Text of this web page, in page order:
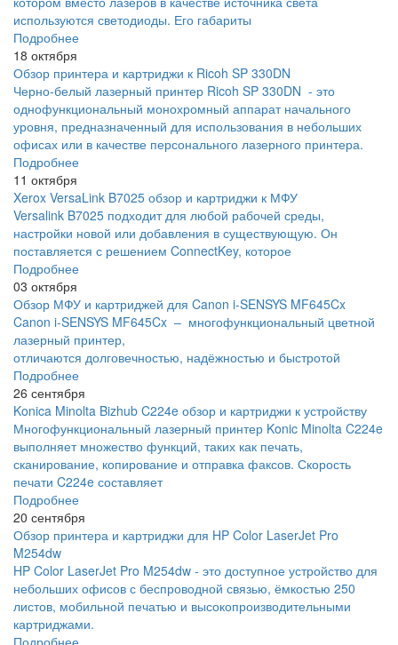
используются светодиоды. Его габариты
Подробнее
18 октября
Обзор принтера и картриджи к Ricoh SP 330DN
Черно-белый лазерный принтер Ricoh SP 330DN - это
однофункциональный монохромный аппарат начального
уровня, предназначенный для использования в небольших
офисах или в качестве персонального лазерного принтера.
Подробнее
11 октября
Xerox VersaLink B7025 обзор и картриджи к МФУ
Versalink B7025 подходит для любой рабочей среды,
настройки новой или добавления в существующую. Он
поставляется с решением ConnectKey, которое
Подробнее
03 октября
Обзор МФУ и картриджей для Canon i-SENSYS MF645Cx
Canon i-SENSYS MF645Cx – многофункциональный цветной
лазерный принтер,
отличаются долговечностью, надёжностью и быстротой
Подробнее
26 сентября
Konica Minolta Bizhub C224e обзор и картриджи к устройству
Многофункциональный лазерный принтер Konic Minolta C224e
выполняет множество функций, таких как печать,
сканирование, копирование и отправка факсов. Скорость
печати C224e составляет
Подробнее
20 сентября
Обзор принтера и картриджи для HP Color LaserJet Pro
M254dw
HP Color LaserJet Pro M254dw - это доступное устройство для
небольших офисов с беспроводной связью, ёмкостью 250
листов, мобильной печатью и высокопроизводительными
картриджами.
Подробнее